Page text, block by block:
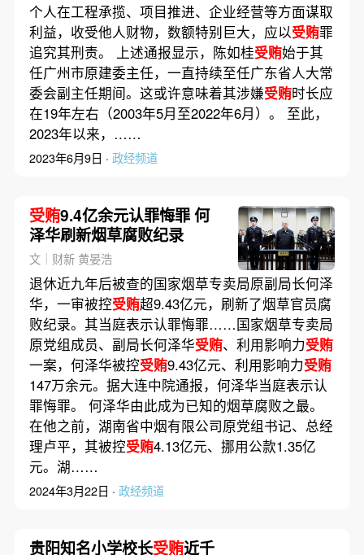
个人在工程承揽、项目推进、企业经营等方面谋取
利益，收受他人财物，数额特别巨大，应以受贿罪
追究其刑责。 上述通报显示，陈如桂受贿始于其
任广州市原建委主任，一直持续至任广东省人大常
委会副主任期间。这或许意味着其涉嫌受贿时长应
在19年左右（2003年5月至2022年6月）。 至此，
2023年以来，……
2023年6月9日 · 政经频道
受贿9.4亿余元认罪悔罪 何
泽华刷新烟草腐败纪录
文｜财新 黄晏浩
退休近九年后被查的国家烟草专卖局原副局长何泽
华，一审被控受贿超9.43亿元，刷新了烟草官员腐
败纪录。其当庭表示认罪悔罪……国家烟草专卖局
原党组成员、副局长何泽华受贿、利用影响力受贿
一案，何泽华被控受贿9.43亿元、利用影响力受贿
147万余元。据大连中院通报，何泽华当庭表示认
罪悔罪。 何泽华由此成为已知的烟草腐败之最。
在他之前，湖南省中烟有限公司原党组书记、总经
理卢平，其被控受贿4.13亿元、挪用公款1.35亿
元。湖……
2024年3月22日 · 政经频道
贵阳知名小学校长受贿近千